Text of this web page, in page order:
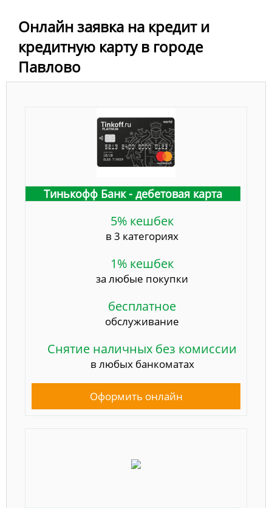
Онлайн заявка на кредит и
кредитную карту в городе
Павлово
Тинькофф Банк - дебетовая карта
5% кешбек
в 3 категориях
1% кешбек
за любые покупки
бесплатное
обслуживание
Снятие наличных без комиссии
в любых банкоматах
Оформить онлайн